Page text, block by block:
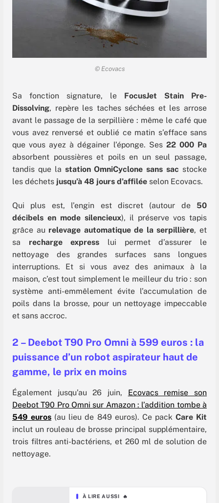
© Ecovacs
Sa fonction signature, le
FocusJet Stain Pre-
Dissolving, repère les taches séchées et les arrose
avant le passage de la serpillière : même le café que
vous avez renversé et oublié ce matin s’efface sans
que vous ayez à dégainer l’éponge. Ses 22 000 Pa
absorbent poussières et poils en un seul passage,
tandis que la station OmniCyclone sans sac stocke
les déchets jusqu’à 48 jours d’affilée selon Ecovacs.
Qui plus est, l’engin est discret (autour de 50
décibels en mode silencieux), il préserve vos tapis
grâce au relevage automatique de la serpillière, et
sa recharge express lui permet d’assurer le
nettoyage des grandes surfaces sans longues
interruptions. Et si vous avez des animaux à la
maison, c’est tout simplement le meilleur du trio : son
système anti-emmêlement évite l’accumulation de
poils dans la brosse, pour un nettoyage impeccable
et sans accroc.
2 – Deebot T90 Pro Omni à 599 euros : la
puissance d’un robot aspirateur haut de
gamme, le prix en moins
Également jusqu’au 26 juin, Ecovacs remise son
Deebot T90 Pro Omni sur Amazon : l’addition tombe à
549 euros (au lieu de 849 euros). Ce pack Care Kit
inclut un rouleau de brosse principal supplémentaire,
trois filtres anti-bactériens, et 260 ml de solution de
nettoyage.
À LIRE AUSSI 🔥